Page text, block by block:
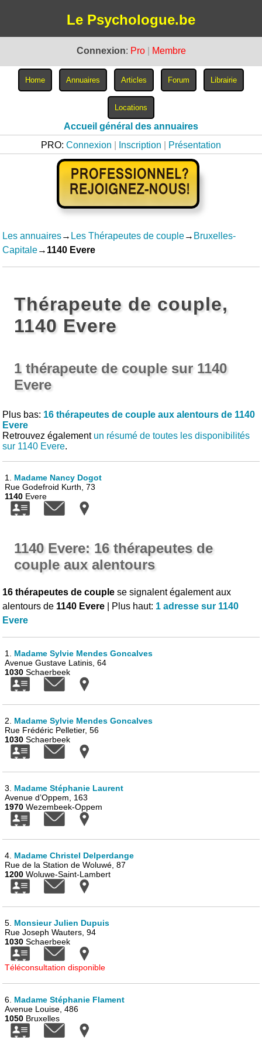
Le Psychologue.be
Connexion: Pro Membre
Accueil général des annuaires
PRO: Connexion Inscription Présentation
Les annuaires→ Les Thérapeutes de couple→ Bruxelles-
Capitale→ 1140 Evere
Thérapeute de couple,
1140 Evere
1 thérapeute de couple sur 1140
Evere
Plus bas: 16 thérapeutes de couple aux alentours de 1140
Evere
Retrouvez également un résumé de toutes les disponibilités
sur 1140 Evere.
1. Madame Nancy Dogot
Rue Godefroid Kurth, 73
1140 Evere
1140 Evere: 16 thérapeutes de
couple aux alentours
16 thérapeutes de couple se signalent également aux
alentours de 1140 Evere | Plus haut: 1 adresse sur 1140
Evere
1. Madame Sylvie Mendes Goncalves
Avenue Gustave Latinis, 64
1030 Schaerbeek
2. Madame Sylvie Mendes Goncalves
Rue Frédéric Pelletier, 56
1030 Schaerbeek
3. Madame Stéphanie Laurent
Avenue d’Oppem, 163
1970 Wezembeek-Oppem
4. Madame Christel Delperdange
Rue de la Station de Woluwé, 87
1200 Woluwe-Saint-Lambert
5. Monsieur Julien Dupuis
Rue Joseph Wauters, 94
1030 Schaerbeek
Téléconsultation disponible
6. Madame Stéphanie Flament
Avenue Louise, 486
1050 Bruxelles